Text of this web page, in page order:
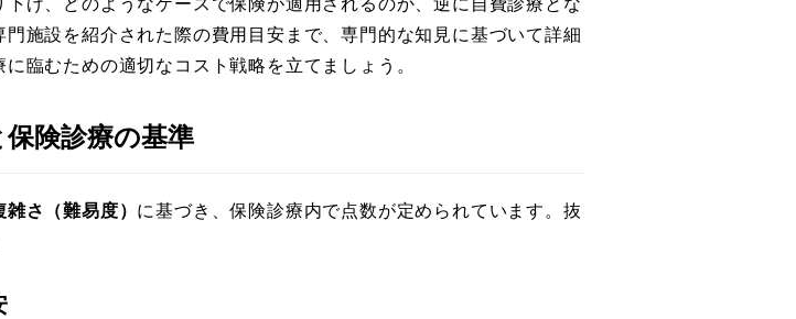
げ、どのようなケースで保険が適用されるのか、逆に自費診療とな
施設を紹介された際の費用目安まで、専門的な知見に基づいて詳細
臨むための適切なコスト戦略を立てましょう。
険診療の基準
さ（難易度） に基づき、保険診療内で点数が定められています。抜